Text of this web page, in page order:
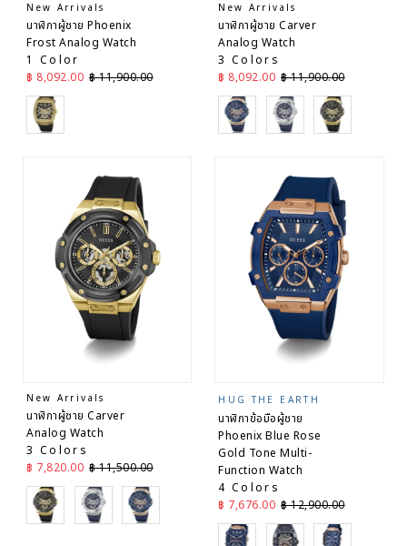
New Arrivals
นาฬิกาผู้ชาย Phoenix
Frost Analog Watch
1 Color
ราคาลด
฿ 8,092.00 ราคาปกติ
฿ 11,900.00
Black
New Arrivals
นาฬิกาผู้ชาย Carver
Analog Watch
3 Colors
ราคาลด
฿ 8,092.00 ราคาปกติ
฿ 11,900.00
Blue Blue Black
New Arrivals
นาฬิกาผู้ชาย Carver
Analog Watch
3 Colors
ราคาลด
฿ 7,820.00 ราคาปกติ
฿ 11,500.00
Black Blue Blue
HUG THE EARTH
นาฬิกาข้อมือผู้ชาย
Phoenix Blue Rose
Gold Tone Multi-
Function Watch
4 Colors
ราคาลด
฿ 7,676.00 ราคาปกติ
฿ 12,900.00
Rose Gold
Black Rose Gold